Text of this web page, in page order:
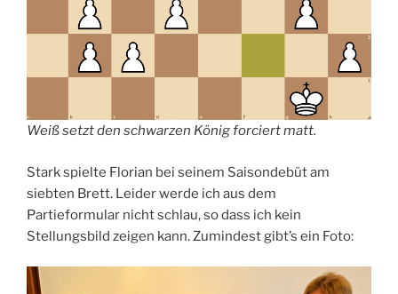
Weiß setzt den schwarzen König forciert matt.
Stark spielte Florian bei seinem Saisondebüt am
siebten Brett. Leider werde ich aus dem
Partieformular nicht schlau, so dass ich kein
Stellungsbild zeigen kann. Zumindest gibt’s ein Foto: